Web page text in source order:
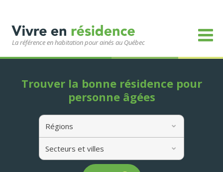
La référence en habitation pour ainés au Québec
Régions
Secteurs et villes
Trouver la bonne résidence pour
personne âgées